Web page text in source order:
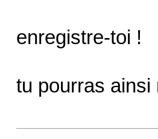
enregistre-toi !
tu pourras